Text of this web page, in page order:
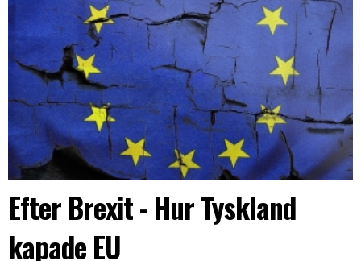
Efter Brexit - Hur Tyskland
kapade EU